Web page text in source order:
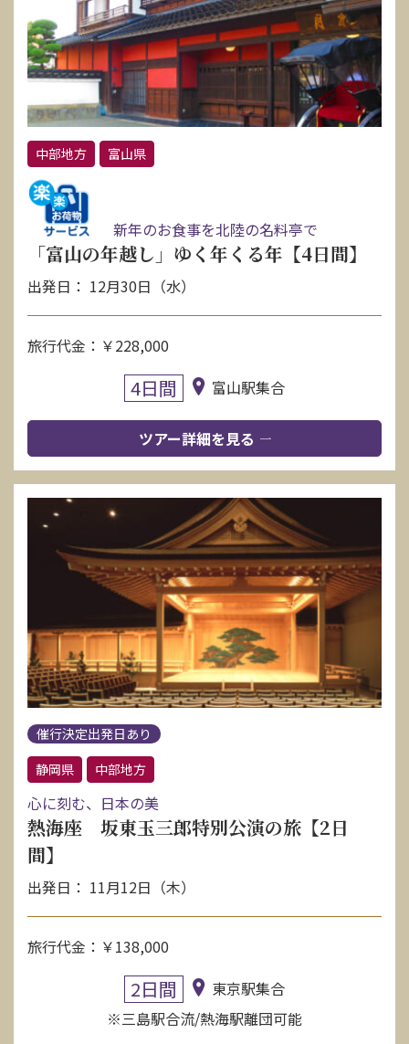
中部地方 富山県
新年のお食事を北陸の名料亭で
「富山の年越し」ゆく年くる年【4日間】
出発日： 12月30日（水）
旅行代金：￥228,000
4日間 富山駅集合
ツアー詳細を見る
催行決定出発日あり
静岡県
中部地方
心に刻む、日本の美
熱海座 坂東玉三郎特別公演の旅【2日
間】
出発日： 11月12日（木）
旅行代金：￥138,000
2日間
東京駅集合
※三島駅合流/熱海駅離団可能